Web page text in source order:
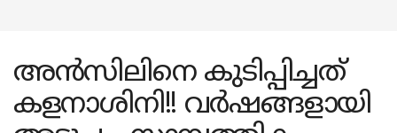
അൻസിലിനെ കുടിപ്പിച്ചത്
കളനാശിനി!! വർഷങ്ങളായി